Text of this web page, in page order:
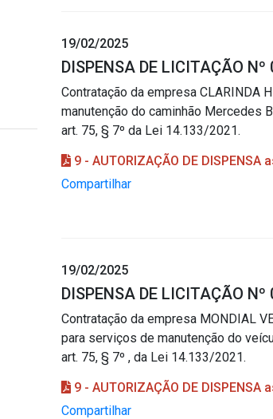
19/02/2025
DISPENSA DE LICITAÇÃO
Contratação da empresa CLARINDA
manutenção do caminhão Mercedes
art. 75, § 7º da Lei 14.133/2021.
9 - AUTORIZAÇÃO DE DISPENSA
Compartilhar
19/02/2025
DISPENSA DE LICITAÇÃO
Contratação da empresa MONDIAL
para serviços de manutenção do
art. 75, § 7º , da Lei 14.133/2021.
9 - AUTORIZAÇÃO DE DISPENSA
Compartilhar